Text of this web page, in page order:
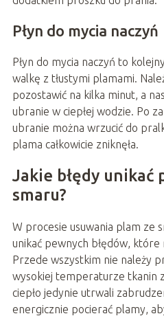
Płyn do mycia naczyń
Płyn do mycia naczyń to
walkę z tłustymi plamami.
pozostawić na kilka minut, a
ubranie w ciepłej wodzie. Po
ubranie można wrzucić do
plama całkowicie zniknęła.
Jakie błędy unikać
smaru?
W procesie usuwania plam ze
unikać pewnych błędów,
Przede wszystkim nie należy
wysokiej temperaturze tkanin
ciepło jedynie utrwali
energicznie pocierać plamy,